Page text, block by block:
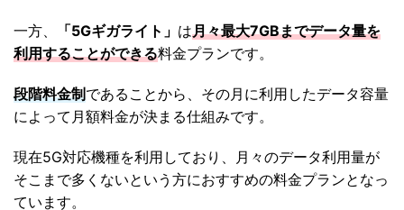
一方、 「5Gギガライト」 は月々最大7GBまでデータ量を
利用することができる料金プランです。
段階料金制であることから、その月に利用したデータ容量
によって月額料金が決まる仕組みです。
現在5G対応機種を利用しており、月々のデータ利用量が
そこまで多くないという方におすすめの料金プランとなっ
ています。